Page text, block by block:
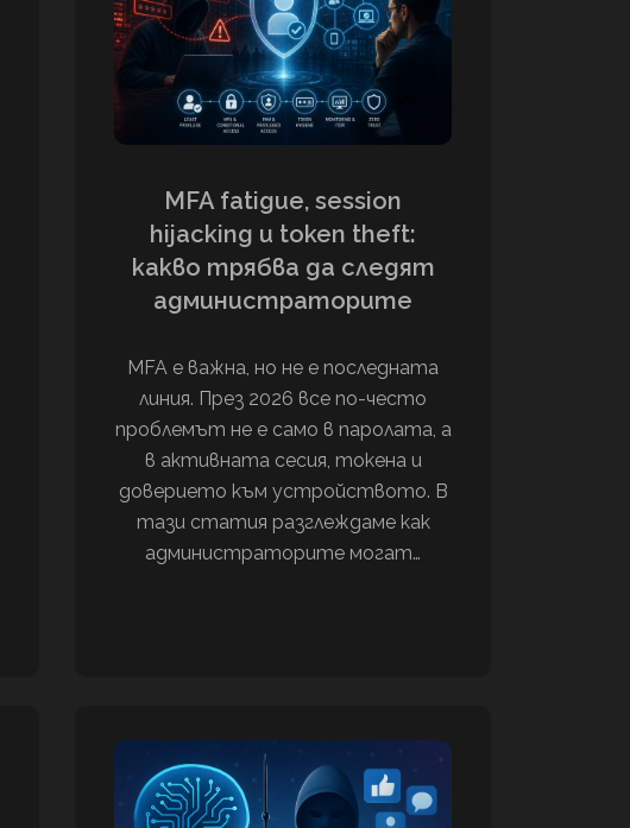
MFA fatigue, session
hijacking и token theft:
какво трябва да следят
администраторите
MFA е важна, но не е последната
линия. През 2026 все по-често
проблемът не е само в паролата, а
в активната сесия, токена и
доверието към устройството. В
тази статия разглеждаме как
администраторите могат…